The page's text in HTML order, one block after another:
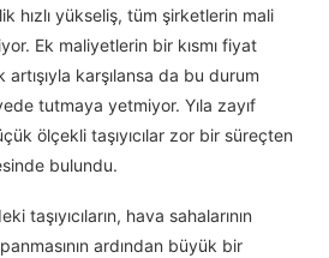
hızlı yükseliş, tüm şirketlerin mali
Ek maliyetlerin bir kısmı fiyat
karşılansa da bu durum
tutmaya yetmiyor. Yıla zayıf
ölçekli taşıyıcılar zor bir süreçten
bulundu.
taşıyıcıların, hava sahalarının
ardından büyük bir